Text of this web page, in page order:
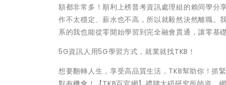
額都非常多！順利上榜普考資訊處理組的賴同學分
作不太穩定、薪水也不高，所以就毅然決然離職。
系的我也能從零開始學習到完全融會貫通，讓零基
5G資訊人用5G學習方式，就業就找TKB！
想要翻轉人生，享受高品質生活，TKB幫助你！抓